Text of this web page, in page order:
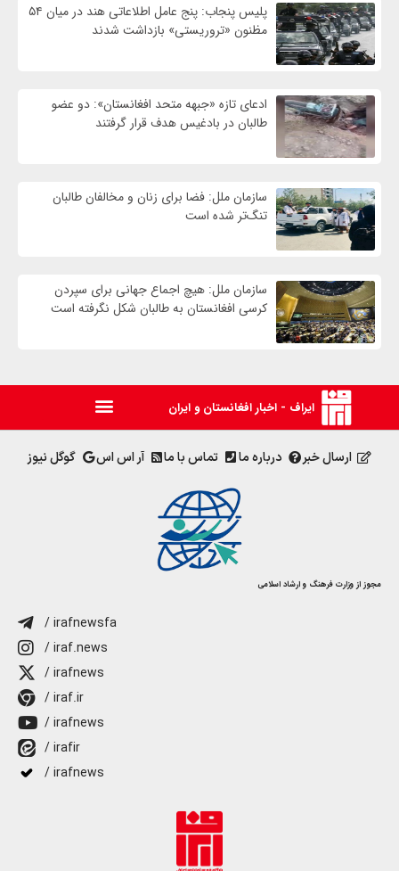
پلیس پنجاب: پنج عامل اطلاعاتی هند در میان ۵۴
مظنون «تروریستی» بازداشت شدند
ادعای تازه «جبهه متحد افغانستان»: دو عضو
طالبان در بادغیس هدف قرار گرفتند
سازمان ملل: فضا برای زنان و مخالفان طالبان
تنگ‌تر شده است
سازمان ملل: هیچ اجماع جهانی برای سپردن
کرسی افغانستان به طالبان شکل نگرفته است
ایراف - اخبار افغانستان و ایران
ارسال خبر درباره ما تماس با ما آر اس اس گوگل نیوز
مجوز از وزارت فرهنگ و ارشاد اسلامی
/ irafnewsfa
/ iraf.news
/ irafnews
/ iraf.ir
/ irafnews
/ irafir
/ irafnews